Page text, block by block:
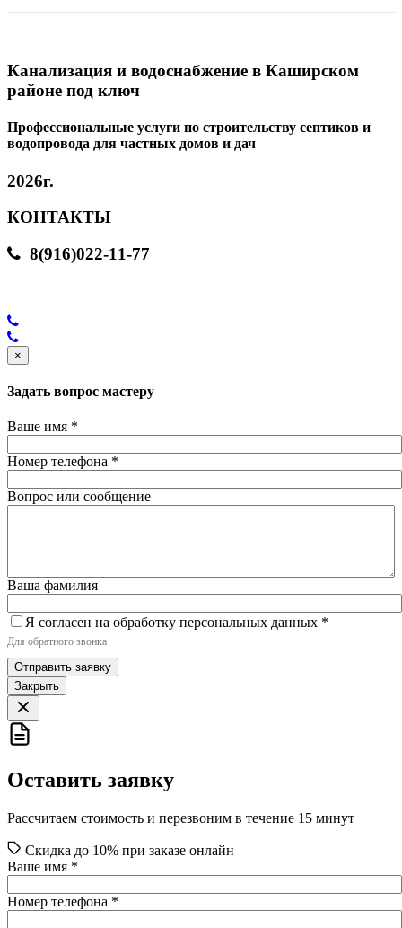
Канализация и водоснабжение в Каширском
районе под ключ
Профессиональные услуги по строительству септиков и
водопровода для частных домов и дач
2026г.
КОНТАКТЫ
8(916)022-11-77
×
Задать вопрос мастеру
Ваше имя *
Номер телефона *
Вопрос или сообщение
Ваша фамилия
Я согласен на обработку персональных данных *
Для обратного звонка
Отправить заявку
Закрыть
Оставить заявку
Рассчитаем стоимость и перезвоним в течение 15 минут
Скидка до 10% при заказе онлайн
Ваше имя *
Номер телефона *